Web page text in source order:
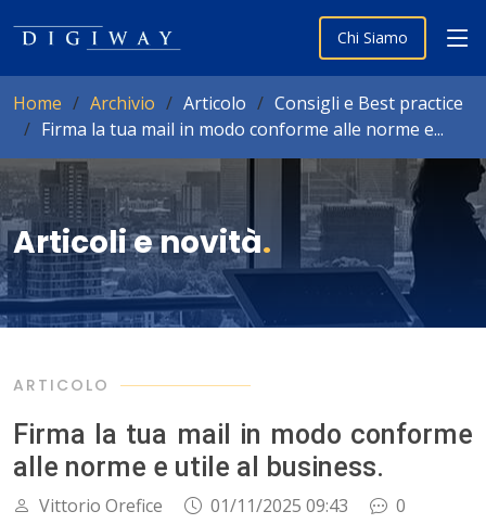
Chi Siamo
Home Archivio Articolo
Consigli e Best practice
Firma la tua mail in modo conforme alle norme e...
Articoli e novità.
ARTICOLO
Firma la tua mail in modo conforme
alle norme e utile al business.
Vittorio Orefice 01/11/2025 09:43 0